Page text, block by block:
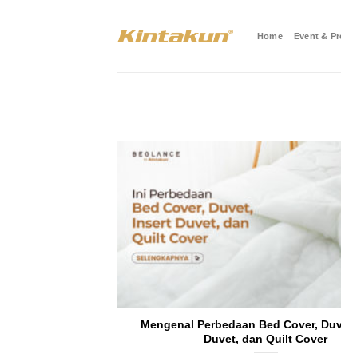
Home Event &
Mengenal Perbedaan Bed Cover,
Duvet, dan Quilt Cover